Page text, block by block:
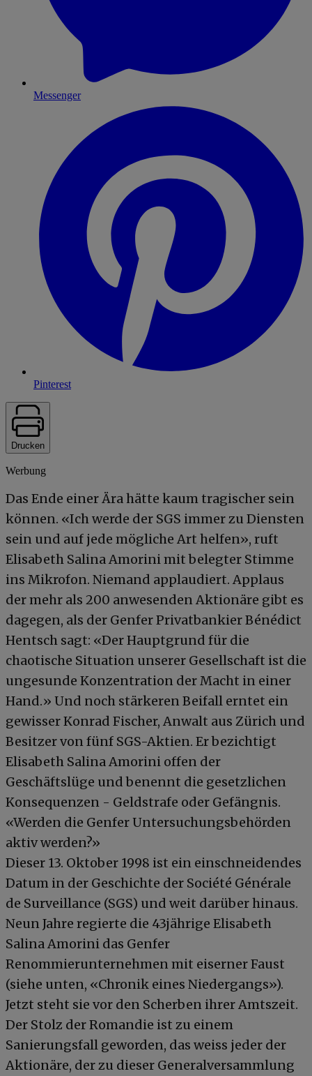
Messenger
Pinterest
Drucken
Werbung
Das Ende einer Ära hätte kaum tragischer sein
können. «Ich werde der SGS immer zu Diensten
sein und auf jede mögliche Art helfen», ruft
Elisabeth Salina Amorini mit belegter Stimme
ins Mikrofon. Niemand applaudiert. Applaus
der mehr als 200 anwesenden Aktionäre gibt es
dagegen, als der Genfer Privatbankier Bénédict
Hentsch sagt: «Der Hauptgrund für die
chaotische Situation unserer Gesellschaft ist die
ungesunde Konzentration der Macht in einer
Hand.» Und noch stärkeren Beifall erntet ein
gewisser Konrad Fischer, Anwalt aus Zürich und
Besitzer von fünf SGS-Aktien. Er bezichtigt
Elisabeth Salina Amorini offen der
Geschäftslüge und benennt die gesetzlichen
Konsequenzen - Geldstrafe oder Gefängnis.
«Werden die Genfer Untersuchungsbehörden
aktiv werden?»
Dieser 13. Oktober 1998 ist ein einschneidendes
Datum in der Geschichte der Société Générale
de Surveillance (SGS) und weit darüber hinaus.
Neun Jahre regierte die 43jährige Elisabeth
Salina Amorini das Genfer
Renommierunternehmen mit eiserner Faust
(siehe unten, «Chronik eines Niedergangs»).
Jetzt steht sie vor den Scherben ihrer Amtszeit.
Der Stolz der Romandie ist zu einem
Sanierungsfall geworden, das weiss jeder der
Aktionäre, der zu dieser Generalversammlung